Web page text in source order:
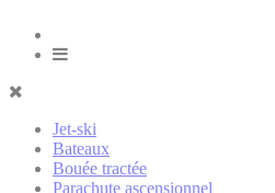
Jet-ski
Bateaux
Bouée tractée
Parachute ascensionnel